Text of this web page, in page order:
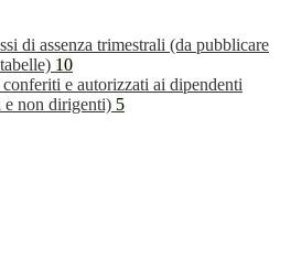
di assenza trimestrali (da pubblicare
10
e autorizzati ai dipendenti
e non dirigenti) 5